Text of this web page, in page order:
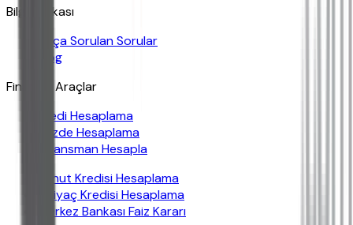
Bilgi Bankası
Sıkça Sorulan Sorular
Blog
Finansal Araçlar
Kredi Hesaplama
Yüzde Hesaplama
Finansman Hesapla
Konut Kredisi Hesaplama
İhtiyaç Kredisi Hesaplama
Merkez Bankası Faiz Kararı